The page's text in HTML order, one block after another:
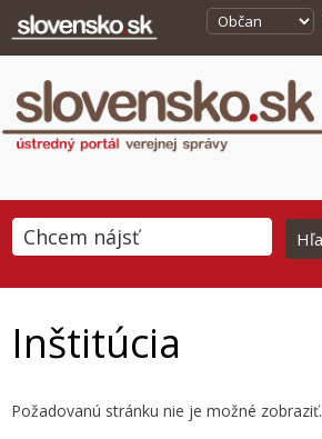
Inštitúcia
Požadovanú stránku nie je možné zobraziť.